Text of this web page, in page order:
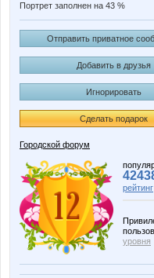
Портрет заполнен на 43 %
Отправить приватное
Добавить в друзья
Игнорировать
Сделать подарок
Городской форум
рейтинг
уровня